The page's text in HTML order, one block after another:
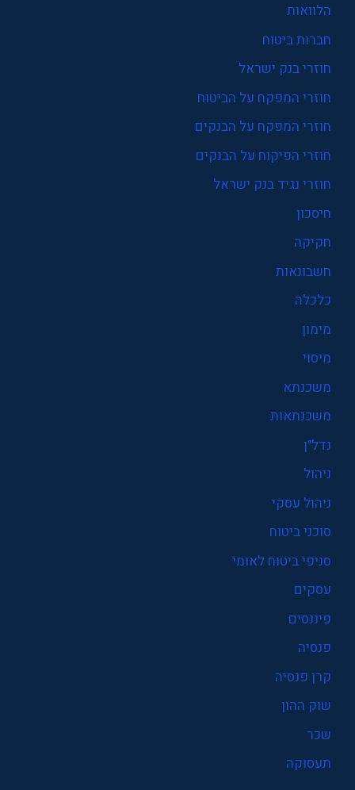
הלוואות
חברות ביטוח
חוזרי בנק ישראל
חוזרי המפקח על הביטוח
חוזרי המפקח על הבנקים
חוזרי הפיקוח על הבנקים
חוזרי נגיד בנק ישראל
חיסכון
חקיקה
חשבונאות
כלכלה
מימון
מיסוי
משכנתא
משכנתאות
נדל"ן
ניהול
ניהול עסקי
סוכני ביטוח
סניפי ביטוח לאומי
עסקים
פיננסים
פנסיה
קרן פנסיה
שוק ההון
שכר
תעסוקה